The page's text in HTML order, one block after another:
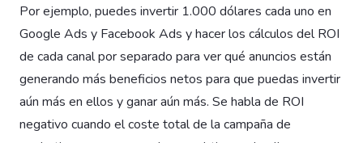
Por ejemplo, puedes invertir 1.000 dólares cada uno en
Google Ads y Facebook Ads y hacer los cálculos del ROI
de cada canal por separado para ver qué anuncios están
generando más beneficios netos para que puedas invertir
aún más en ellos y ganar aún más. Se habla de ROI
negativo cuando el coste total de la campaña de